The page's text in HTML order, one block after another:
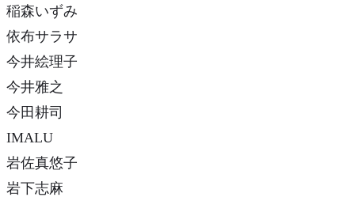
稲森いずみ
依布サラサ
今井絵理子
今井雅之
今田耕司
IMALU
岩佐真悠子
岩下志麻